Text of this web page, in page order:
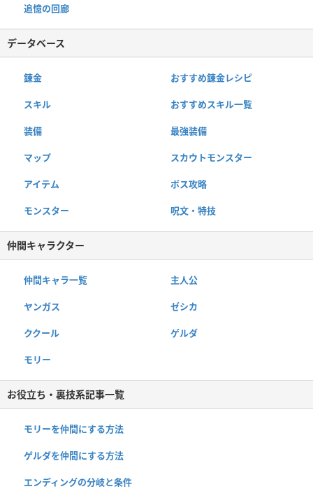
追憶の回廊
データベース
錬金 おすすめ錬金レシピ
スキル おすすめスキル一覧
装備 最強装備
マップ スカウトモンスター
アイテム ボス攻略
モンスター 呪文・特技
仲間キャラクター
仲間キャラ一覧 主人公
ヤンガス ゼシカ
ククール ゲルダ
モリー
お役立ち・裏技系記事一覧
モリーを仲間にする方法
ゲルダを仲間にする方法
エンディングの分岐と条件